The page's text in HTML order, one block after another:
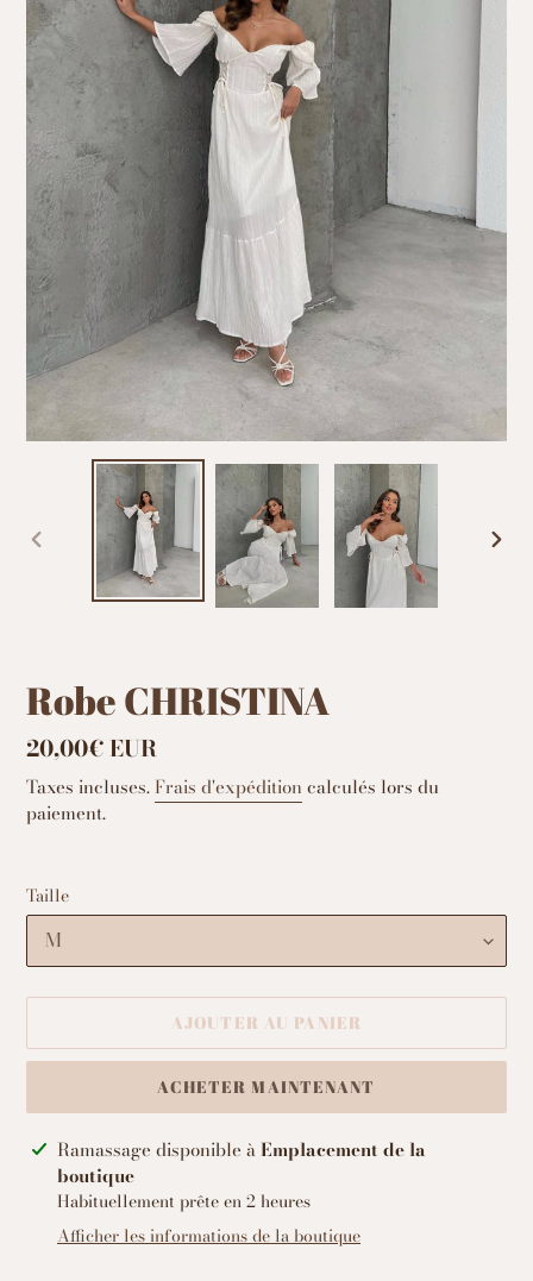
DIAPOSITIVE
PRÉCÉDENTE
Robe CHRISTINA
Prix
normal
20,00€ EUR
Taxes incluses.Frais d'expédition calculés lors du
paiement.
Taille
AJOUTER AU PANIER
ACHETER MAINTENANT
Ajout
d'un
produit
votre
Ramassage disponible àEmplacement de la
boutique
Habituellement prête en 2 heures
Afficher les informations de la boutique